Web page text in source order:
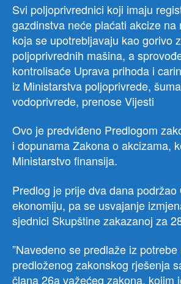
Svi poljoprivrednici koji imaju
gazdinstva neće plaćati akcize na
koja se upotrebljavaju kao gorivo
poljoprivrednih mašina, a
kontrolisaće Uprava prihoda i
iz Ministarstva poljoprivrede,
vodoprivrede, prenose Vijesti
Ovo je predviđeno Predlogom
i dopunama Zakona o akcizama,
Ministarstvo finansija.
Predlog je prije dva dana podržao
ekonomiju, pa se usvajanje
sjednici Skupštine zakazanoj za
”Navedeno se predlaže iz
predloženog zakonskog rješenja
člana 26a važećeg zakona, kojim